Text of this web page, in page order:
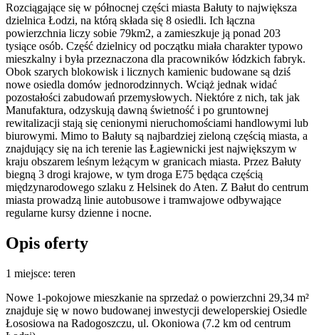
Rozciągające się w północnej części miasta Bałuty to największa
dzielnica Łodzi, na którą składa się 8 osiedli. Ich łączna
powierzchnia liczy sobie 79km2, a zamieszkuje ją ponad 203
tysiące osób. Część dzielnicy od początku miała charakter typowo
mieszkalny i była przeznaczona dla pracowników łódzkich fabryk.
Obok szarych blokowisk i licznych kamienic budowane są dziś
nowe osiedla domów jednorodzinnych. Wciąż jednak widać
pozostałości zabudowań przemysłowych. Niektóre z nich, tak jak
Manufaktura, odzyskują dawną świetność i po gruntownej
rewitalizacji stają się cenionymi nieruchomościami handlowymi lub
biurowymi. Mimo to Bałuty są najbardziej zieloną częścią miasta, a
znajdujący się na ich terenie las Łagiewnicki jest największym w
kraju obszarem leśnym leżącym w granicach miasta. Przez Bałuty
biegną 3 drogi krajowe, w tym droga E75 będąca częścią
międzynarodowego szlaku z Helsinek do Aten. Z Bałut do centrum
miasta prowadzą linie autobusowe i tramwajowe odbywające
regularne kursy dzienne i nocne.
Opis oferty
1 miejsce: teren
Nowe 1-pokojowe mieszkanie na sprzedaż o powierzchni 29,34 m²
znajduje się w nowo budowanej inwestycji deweloperskiej Osiedle
Łososiowa na Radogoszczu, ul. Okoniowa (7.2 km od centrum